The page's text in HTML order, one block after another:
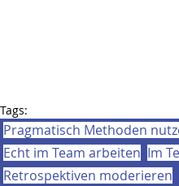
Tags:
Pragmatisch Methoden
Echt im Team arbeiten Im
Retrospektiven moderieren